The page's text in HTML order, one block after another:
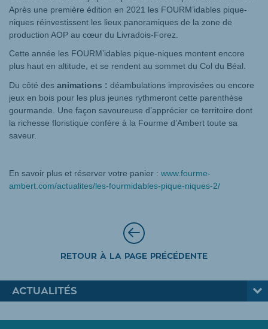
Après une première édition en 2021 les FOURM’idables pique-
niques réinvestissent les lieux panoramiques de la zone de
production AOP au cœur du Livradois-Forez.
Cette année les FOURM’idables pique-niques montent encore
plus haut en altitude, et se rendent au sommet du Col du Béal.
Du côté des animations : déambulations improvisées ou encore
jeux en bois pour les plus jeunes rythmeront cette parenthèse
gourmande. Une façon savoureuse d’apprécier ce territoire dont
la richesse floristique confère à la Fourme d’Ambert toute sa
saveur.
En savoir plus et réserver votre panier : www.fourme-
ambert.com/actualites/les-fourmidables-pique-niques-2/
RETOUR À LA PAGE PRÉCÉDENTE
ACTUALITÉS